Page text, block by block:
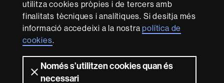
utilitza cookies pròpies i de tercers amb
finalitats tècniques i analítiques. Si desitja més
informació accedeixi a la nostrapolítica de
cookies.
Només s’utilitzen cookies quan és
necessari
Research
-
Euraxess
Amb el finançament de
Sobre
aquest